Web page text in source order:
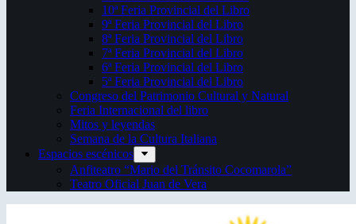
10ª Feria Provincial del Libro
9ª Feria Provincial del Libro
8ª Feria Provincial del Libro
7ª Feria Provincial del Libro
6ª Feria Provincial del Libro
5ª Feria Provincial del Libro
Congreso del Patrimonio Cultural y Natural
Feria Internacional del libro
Mitos y leyendas
Semana de la Cultura Italiana
Espacios escénicos
Anfiteatro “Mario del Tránsito Cocomarola”
Teatro Oficial Juan de Vera